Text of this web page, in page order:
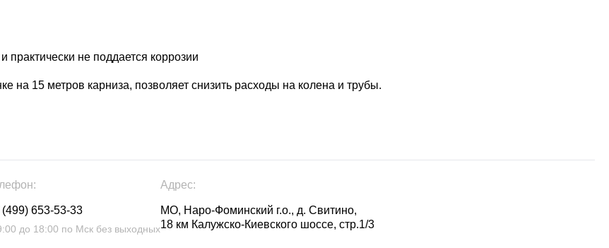
практически не поддается коррозии
на 15 метров карниза, позволяет снизить расходы на колена и трубы.
(499) 653-53-33
до 18:00 по Мск без выходных
Адрес:
МО, Наро-Фоминский г.о., д. Свитино,
18 км Калужско-Киевского шоссе, стр.1/3